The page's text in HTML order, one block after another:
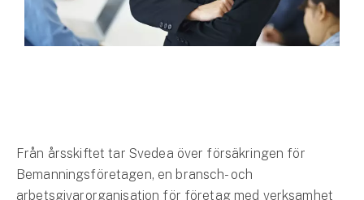
Sportfiskarna
Djur
Från årsskiftet tar Svedea över försäkringen för
Bemanningsföretagen, en bransch- och
arbetsgivarorganisation för företag med verksamhet